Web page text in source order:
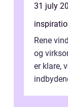
31 july
Rene
og
er klare,